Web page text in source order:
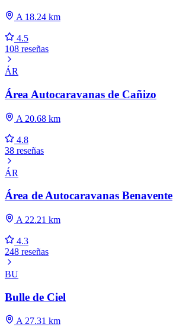
A 18.24 km
4.5
108 reseñas
ÁR
Área Autocaravanas de Cañizo
A 20.68 km
4.8
38 reseñas
ÁR
Área de Autocaravanas Benavente
A 22.21 km
4.3
248 reseñas
BU
Bulle de Ciel
A 27.31 km